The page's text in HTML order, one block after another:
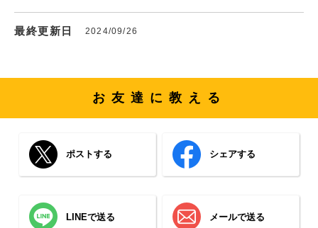
最終更新日 2024/09/26
お友達に教える
ポストする シェアする
LINEで送る メールで送る